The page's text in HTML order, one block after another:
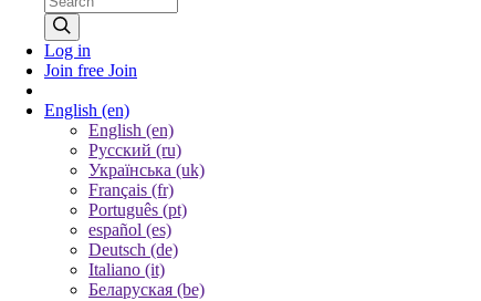
Log in
Join free Join
English (en)
English (en)
Русский (ru)
Українська (uk)
Français (fr)
Português (pt)
español (es)
Deutsch (de)
Italiano (it)
Беларуская (be)